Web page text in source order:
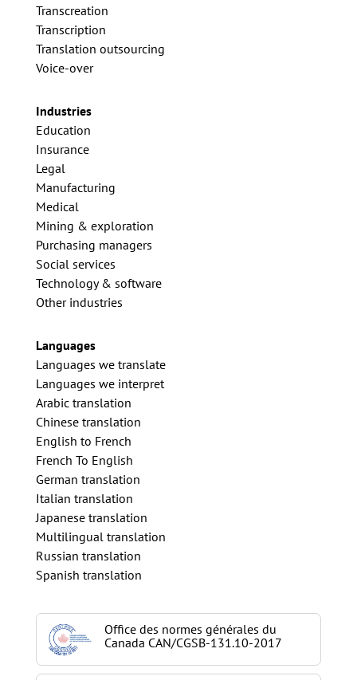
Transcreation
Transcription
Translation outsourcing
Voice-over
Industries
Education
Insurance
Legal
Manufacturing
Medical
Mining & exploration
Purchasing managers
Social services
Technology & software
Other industries
Languages
Languages we translate
Languages we interpret
Arabic translation
Chinese translation
English to French
French To English
German translation
Italian translation
Japanese translation
Multilingual translation
Russian translation
Spanish translation
Office des normes générales du
Canada CAN/CGSB-131.10-2017